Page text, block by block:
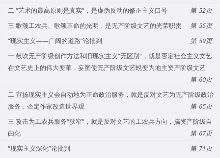
二 “艺术的最高原则是真实”，是虚伪反动的修正主义口号
52
三 歌颂工农兵、歌颂革命的光明，是无产阶级文艺的光荣职责
55
“现实主义——广阔的道路”论批判
59
一 鼓吹无产阶级创作方法和旧现实主义“无区别”，就是否定社会主义文艺
在文艺史上的伟大变革，妄图使无产阶级文艺蜕变为地主资产阶级文艺
60
二 宣扬现实主义会自动地为革命政治服务，就是反对文艺为无产阶级政治
服务，否定作家改造世界观
65
三 攻击为工农兵服务“狭窄”，就是反对文艺的工农兵方向，搞资产阶级自
由化
67
“现实主义深化”论批判
71